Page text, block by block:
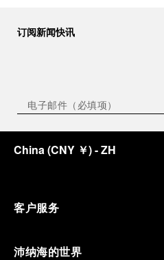
订阅新闻快讯
China(CNY ￥)- ZH
客户服务
沛纳海的世界